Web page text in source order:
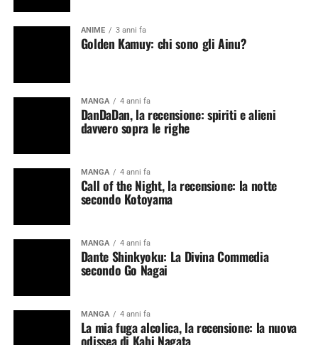
ANIME 3 anni fa
Golden Kamuy: chi sono gli Ainu?
MANGA 4 anni fa
DanDaDan, la recensione: spiriti e alieni
davvero sopra le righe
MANGA 4 anni fa
Call of the Night, la recensione: la notte
secondo Kotoyama
MANGA 4 anni fa
Dante Shinkyoku: La Divina Commedia
secondo Go Nagai
MANGA 4 anni fa
La mia fuga alcolica, la recensione: la nuova
odissea di Kabi Nagata